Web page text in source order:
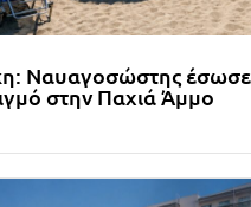
Ναυαγοσώστης έσωσε
στην Παχιά Άμμο